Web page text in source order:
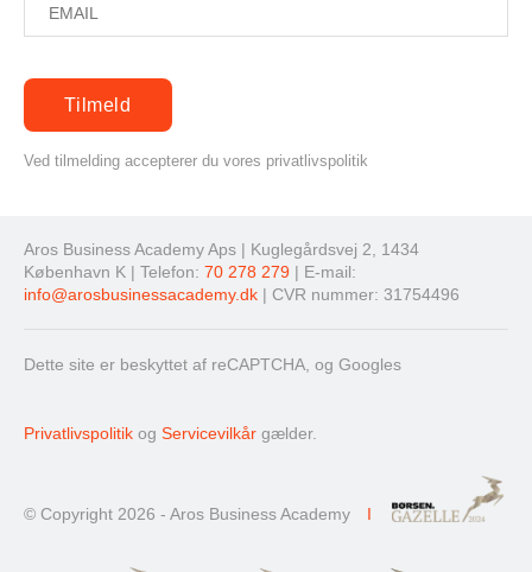
Ved tilmelding accepterer du vores privatlivspolitik
Aros Business Academy Aps | Kuglegårdsvej 2, 1434
København K | Telefon: 70 278 279 | E-mail:
info@arosbusinessacademy.dk | CVR nummer: 31754496
Dette site er beskyttet af reCAPTCHA, og Googles
Privatlivspolitik og Servicevilkår gælder.
© Copyright 2026 - Aros Business Academy I